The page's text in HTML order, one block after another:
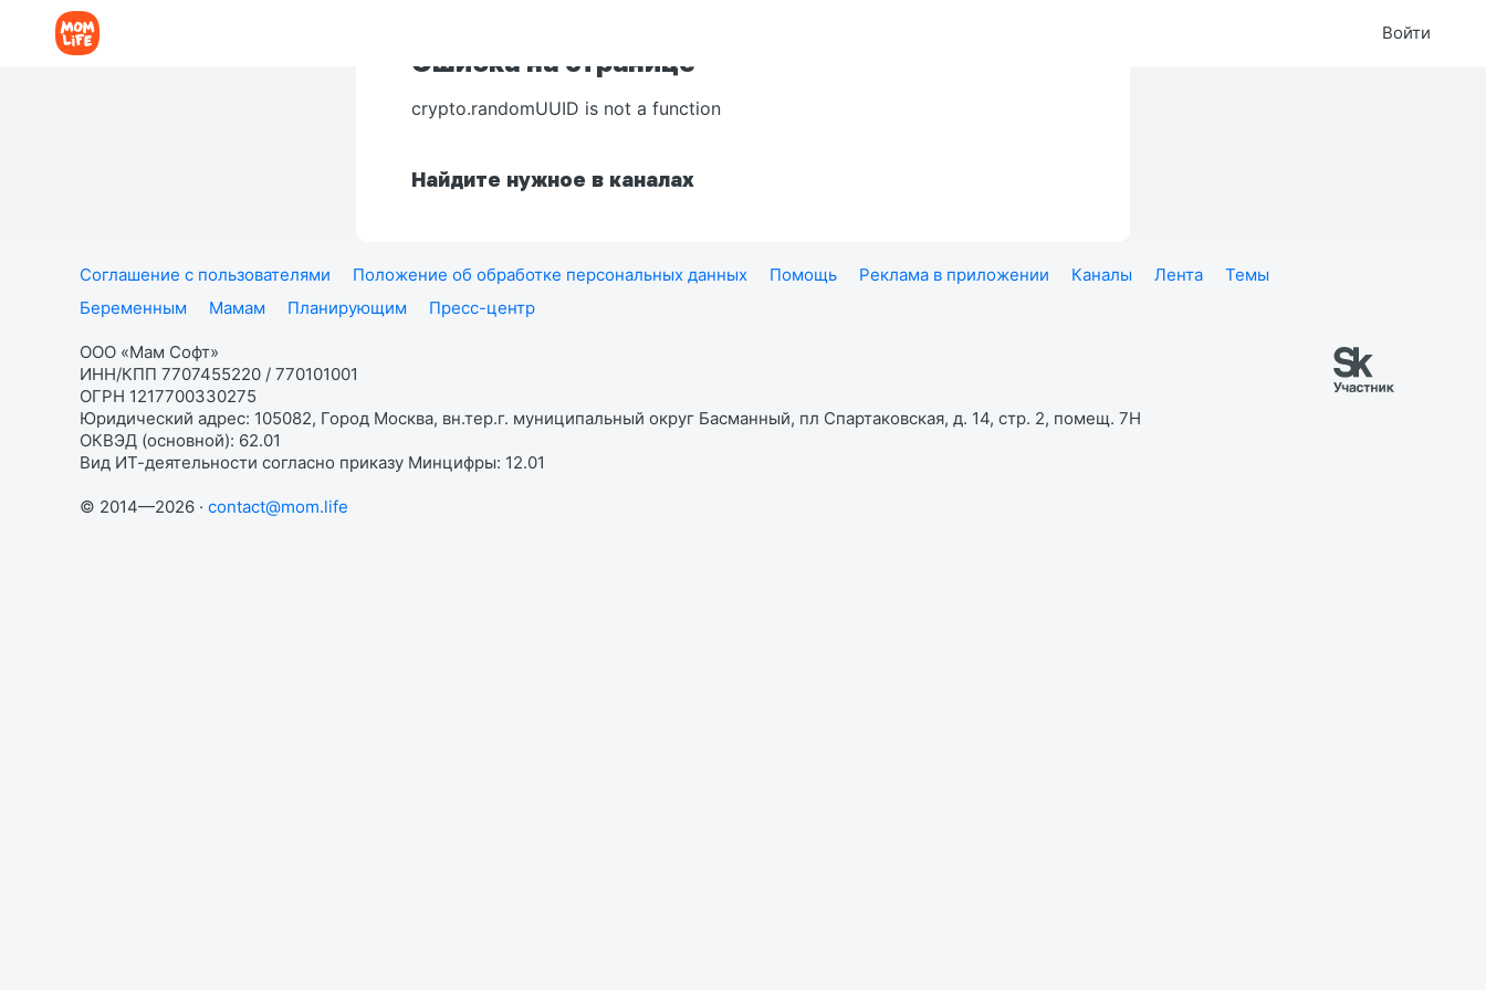
Войти
Ошибка на странице
crypto.randomUUID is not a function
Найдите нужное в каналах
Соглашение с пользователями Положение об обработке персональных данных Помощь Реклама в приложении Каналы Лента
Темы
Беременным
Мамам Планирующим Пресс-центр
ООО «Мам Софт»
ИНН/КПП 7707455220 / 770101001
ОГРН 1217700330275
Юридический адрес: 105082, Город Москва, вн.тер.г. муниципальный округ Басманный, пл Спартаковская, д. 14, стр. 2, помещ. 7Н
ОКВЭД (основной): 62.01
Вид ИТ-деятельности согласно приказу Минцифры: 12.01
© 2014—2026 · contact@mom.life